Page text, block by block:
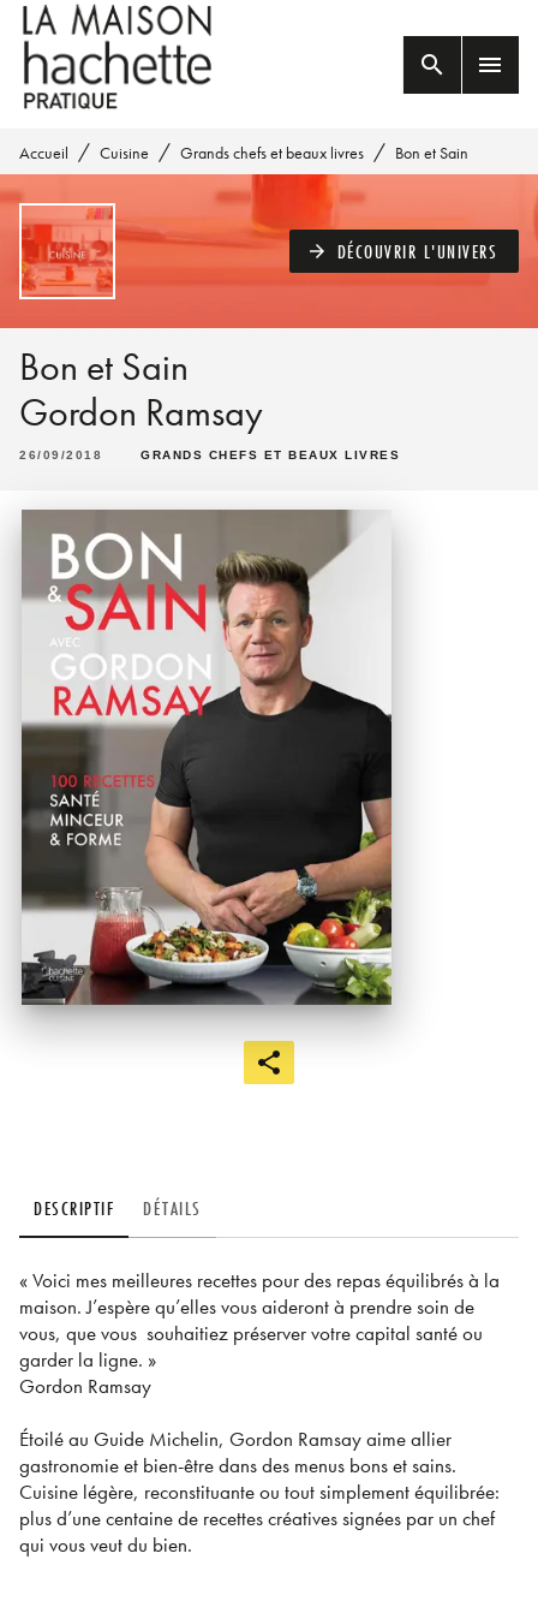
MENU RECHERCHE
PIED DE PAGE
search menu
Accueil / Cuisine / Grands chefs et beaux livres / Bon et Sain
arrow_forward DÉCOUVRIR L'UNIVERS
Bon et Sain
Gordon Ramsay
26/09/2018 GRANDS CHEFS ET BEAUX LIVRES
DESCRIPTIF DÉTAILS
« Voici mes meilleures recettes pour des repas équilibrés à la
maison. J’espère qu’elles vous aideront à prendre soin de
vous, que vous souhaitiez préserver votre capital santé ou
garder la ligne. »
Gordon Ramsay
Étoilé au Guide Michelin, Gordon Ramsay aime allier
gastronomie et bien-être dans des menus bons et sains.
Cuisine légère, reconstituante ou tout simplement équilibrée:
plus d’une centaine de recettes créatives signées par un chef
qui vous veut du bien.